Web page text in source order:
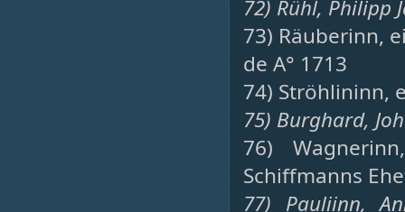
72) Rühl, Philipp
73) Räuberinn,
de A° 1713
74) Ströhlininn,
75) Burghard,
76)
Schiffmanns
77) Pauliinn,